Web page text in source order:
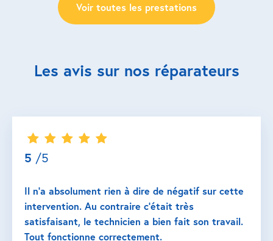
Voir toutes les prestations
Les avis sur nos réparateurs
5 /5
Il n’a absolument rien à dire de négatif sur cette
intervention. Au contraire c’était très
satisfaisant, le technicien a bien fait son travail.
Tout fonctionne correctement.